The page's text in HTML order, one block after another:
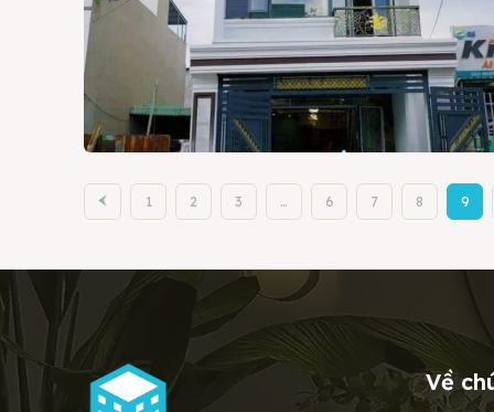
1 2 3 … 6 7 8 9
Về